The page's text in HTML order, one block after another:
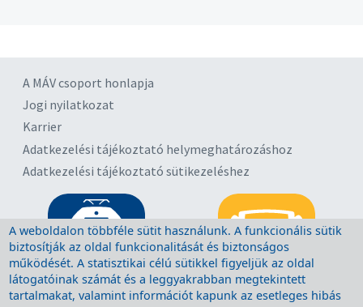
A MÁV csoport honlapja
Jogi nyilatkozat
Karrier
Adatkezelési tájékoztató helymeghatározáshoz
Adatkezelési tájékoztató sütikezeléshez
A weboldalon többféle sütit használunk. A funkcionális sütik
biztosítják az oldal funkcionalitását és biztonságos
működését. A statisztikai célú sütikkel figyeljük az oldal
látogatóinak számát és a leggyakrabban megtekintett
tartalmakat, valamint információt kapunk az esetleges hibás